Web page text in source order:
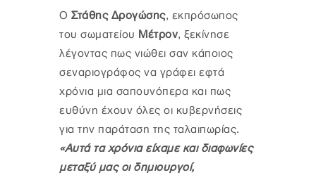
Ο Στάθης Δρογώσης, εκπρόσωπος
του σωματείου Μέτρον, ξεκίνησε
λέγοντας πως νιώθει σαν κάποιος
σεναριογράφος να γράφει εφτά
χρόνια μια σαπουνόπερα και πως
ευθύνη έχουν όλες οι κυβερνήσεις
για την παράταση της ταλαιπωρίας.
«Αυτά τα χρόνια είχαμε και διαφωνίες
μεταξύ μας οι δημιουργοί,